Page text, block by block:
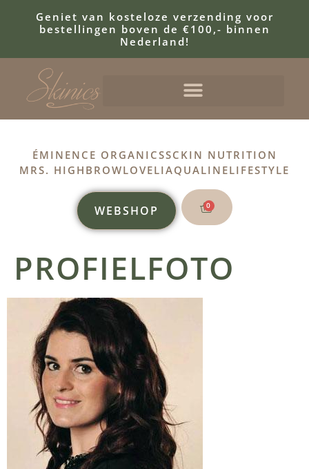
Geniet van kosteloze verzending voor
bestellingen boven de €100,- binnen
Nederland!
ÉMINENCE ORGANICSSCKIN NUTRITION
MRS. HIGHBROWLOVELIAQUALINELIFESTYLE
WEBSHOP 0
PROFIELFOTO